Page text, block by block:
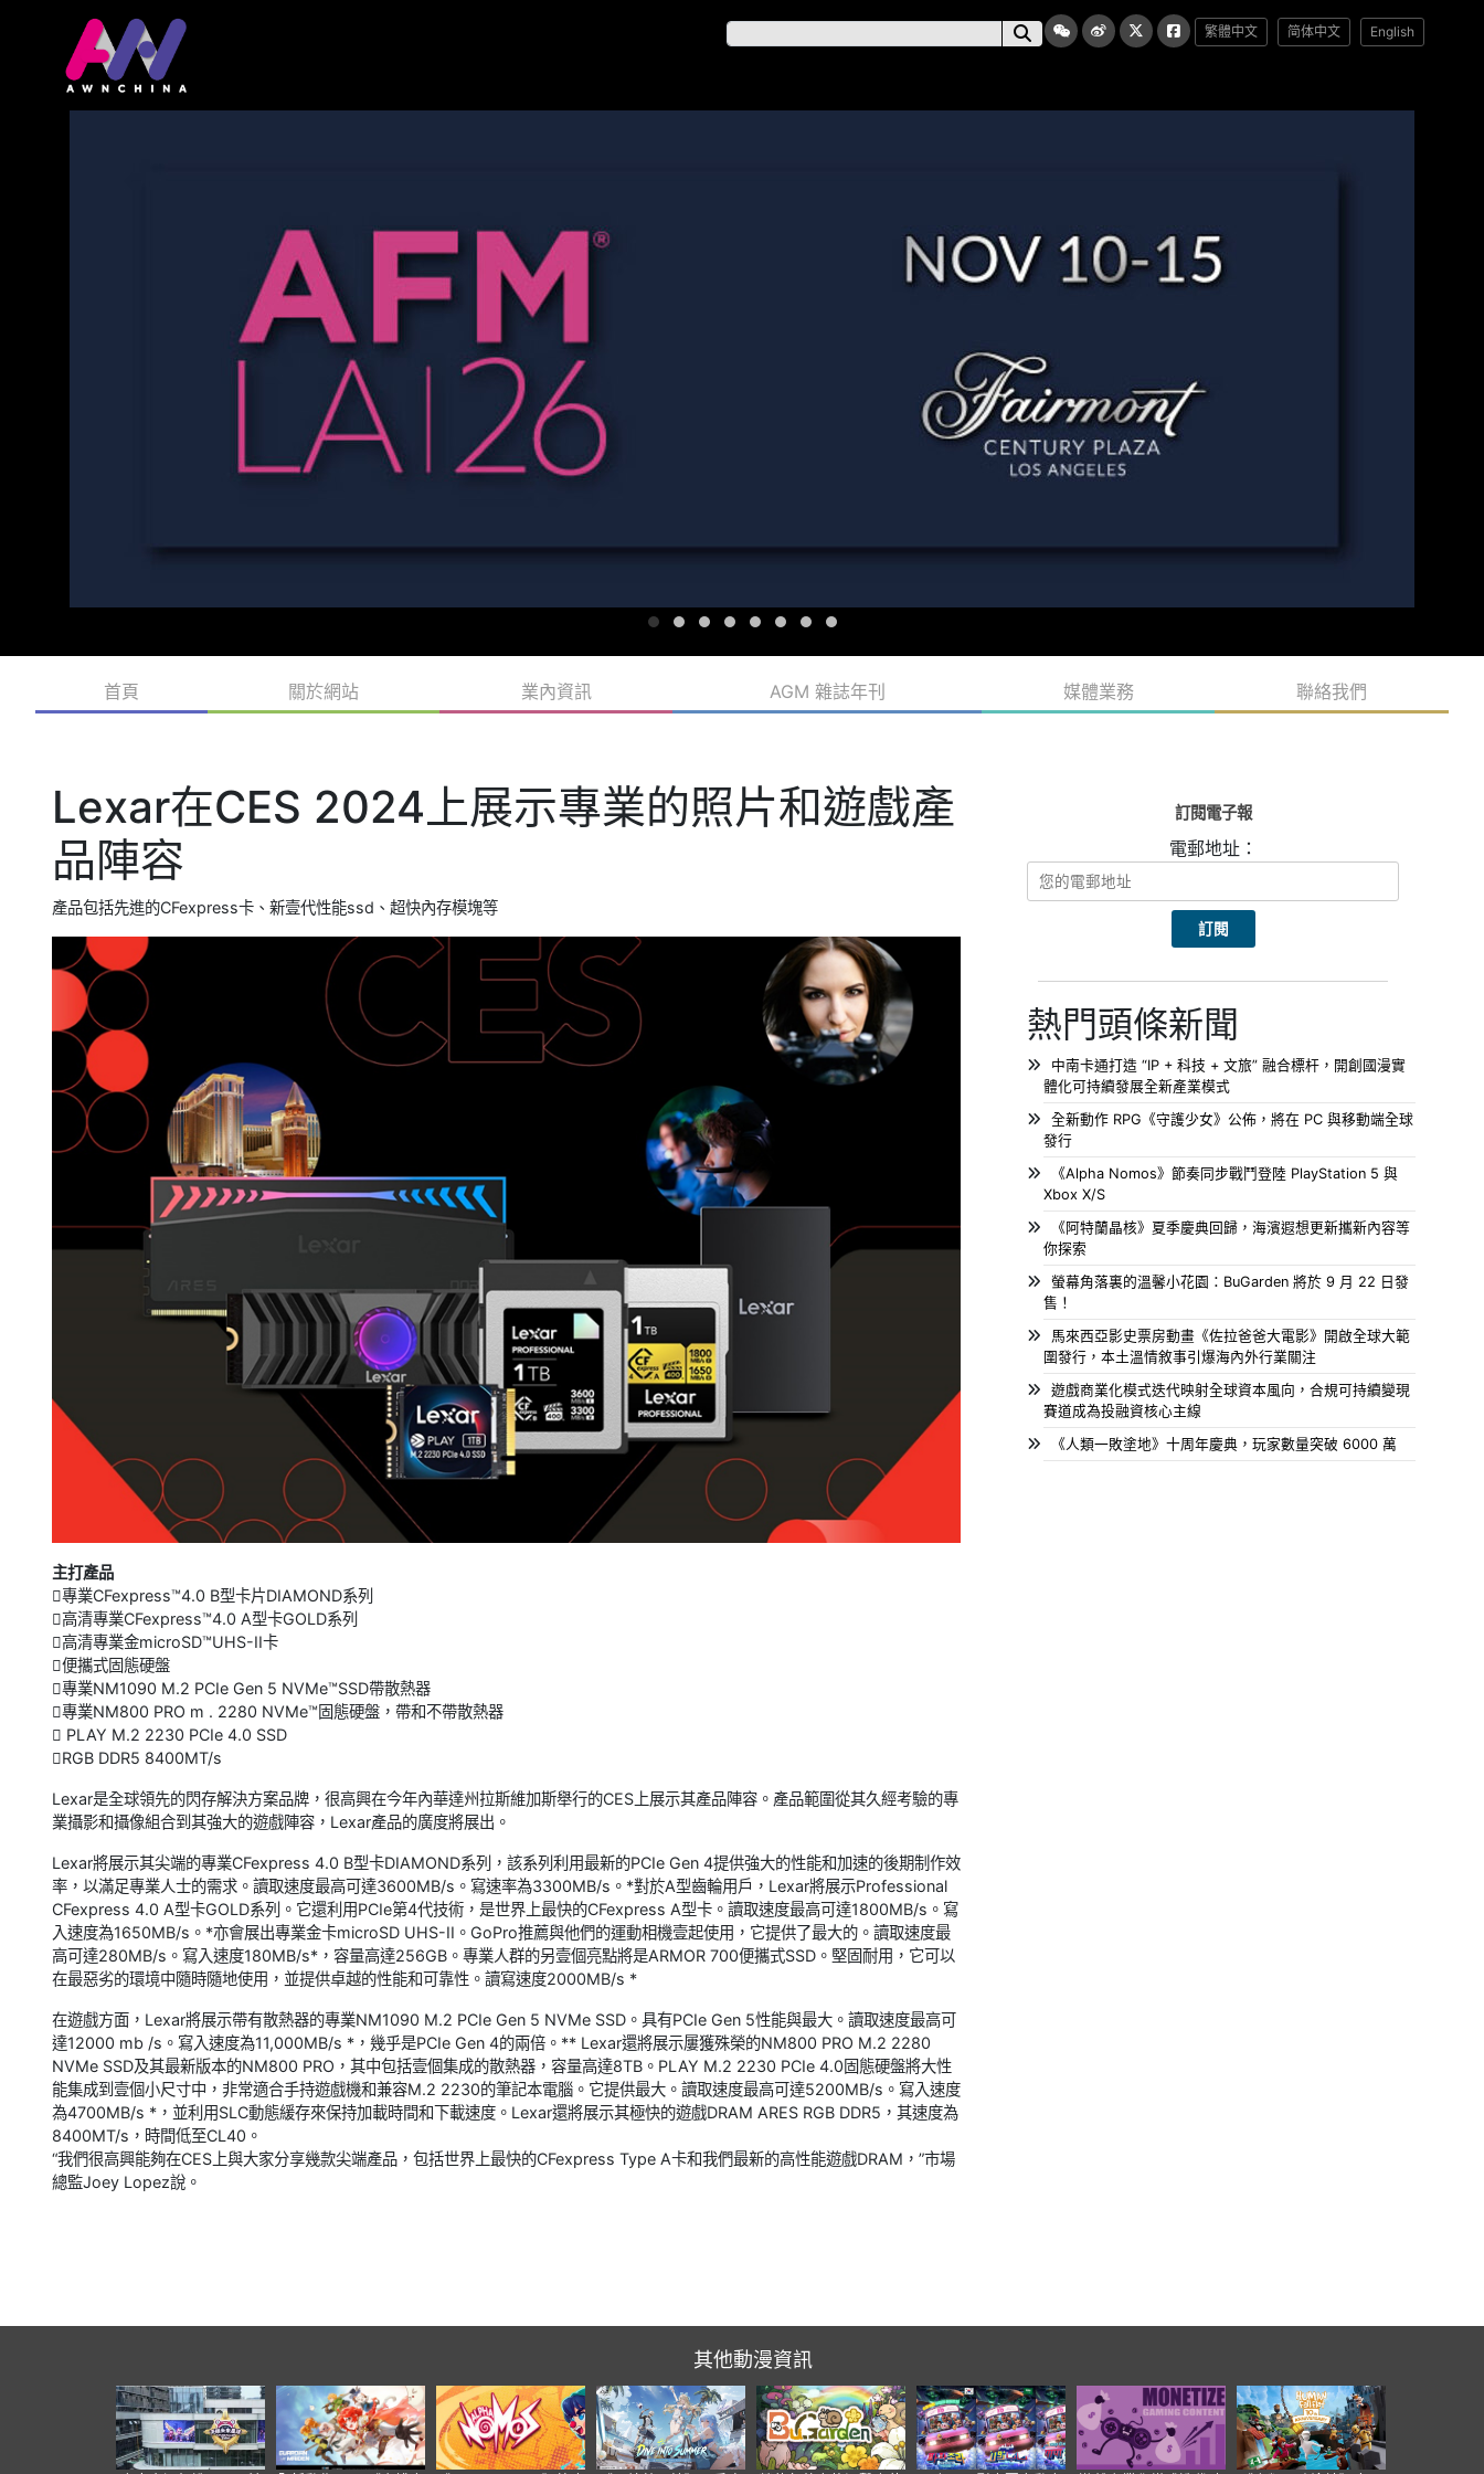
繁體中文 简体中文 English
首頁 關於網站 業內資訊 AGM 雜誌年刊 媒體業務 聯絡我們
Lexar在CES 2024上展示專業的照片和遊戲產
品陣容
產品包括先進的CFexpress卡、新壹代性能ssd、超快內存模塊等
主打產品
專業CFexpress™4.0 B型卡片DIAMOND系列
高清專業CFexpress™4.0 A型卡GOLD系列
高清專業金microSD™UHS-II卡
便攜式固態硬盤
專業NM1090 M.2 PCIe Gen 5 NVMe™SSD帶散熱器
專業NM800 PRO m . 2280 NVMe™固態硬盤，帶和不帶散熱器
 PLAY M.2 2230 PCIe 4.0 SSD
RGB DDR5 8400MT/s
Lexar是全球領先的閃存解決方案品牌，很高興在今年內華達州拉斯維加斯舉行的CES上展示其產品陣容。產品範圍從其久經考驗的專
業攝影和攝像組合到其強大的遊戲陣容，Lexar產品的廣度將展出。
Lexar將展示其尖端的專業CFexpress 4.0 B型卡DIAMOND系列，該系列利用最新的PCIe Gen 4提供強大的性能和加速的後期制作效
率，以滿足專業人士的需求。讀取速度最高可達3600MB/s。寫速率為3300MB/s。*對於A型齒輪用戶，Lexar將展示Professional
CFexpress 4.0 A型卡GOLD系列。它還利用PCIe第4代技術，是世界上最快的CFexpress A型卡。讀取速度最高可達1800MB/s。寫
入速度為1650MB/s。*亦會展出專業金卡microSD UHS-II。GoPro推薦與他們的運動相機壹起使用，它提供了最大的。讀取速度最
高可達280MB/s。寫入速度180MB/s*，容量高達256GB。專業人群的另壹個亮點將是ARMOR 700便攜式SSD。堅固耐用，它可以
在最惡劣的環境中隨時隨地使用，並提供卓越的性能和可靠性。讀寫速度2000MB/s *
在遊戲方面，Lexar將展示帶有散熱器的專業NM1090 M.2 PCIe Gen 5 NVMe SSD。具有PCIe Gen 5性能與最大。讀取速度最高可
達12000 mb /s。寫入速度為11,000MB/s *，幾乎是PCIe Gen 4的兩倍。** Lexar還將展示屢獲殊榮的NM800 PRO M.2 2280
NVMe SSD及其最新版本的NM800 PRO，其中包括壹個集成的散熱器，容量高達8TB。PLAY M.2 2230 PCIe 4.0固態硬盤將大性
能集成到壹個小尺寸中，非常適合手持遊戲機和兼容M.2 2230的筆記本電腦。它提供最大。讀取速度最高可達5200MB/s。寫入速度
為4700MB/s *，並利用SLC動態緩存來保持加載時間和下載速度。Lexar還將展示其極快的遊戲DRAM ARES RGB DDR5，其速度為
8400MT/s，時間低至CL40。
“我們很高興能夠在CES上與大家分享幾款尖端產品，包括世界上最快的CFexpress Type A卡和我們最新的高性能遊戲DRAM，”市場
總監Joey Lopez說。
訂閱電子報
電郵地址：
熱門頭條新聞
中南卡通打造 “IP + 科技 + 文旅” 融合標杆，開創國漫實
體化可持續發展全新產業模式
全新動作 RPG《守護少女》公佈，將在 PC 與移動端全球
發行
《Alpha Nomos》節奏同步戰鬥登陸 PlayStation 5 與
Xbox X/S
《阿特蘭晶核》夏季慶典回歸，海濱遐想更新攜新內容等
你探索
螢幕角落裏的溫馨小花園：BuGarden 將於 9 月 22 日發
售！
馬來西亞影史票房動畫《佐拉爸爸大電影》開啟全球大範
圍發行，本土溫情敘事引爆海內外行業關注
遊戲商業化模式迭代映射全球資本風向，合規可持續變現
賽道成為投融資核心主線
《人類一敗塗地》十周年慶典，玩家數量突破 6000 萬
其他動漫資訊